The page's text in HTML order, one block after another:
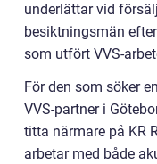
underlättar vid
besiktningsmän
som utfört VVS-
För den som söker
VVS-partner i
titta närmare på KR
arbetar med både